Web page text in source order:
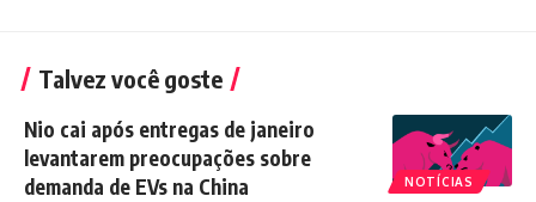
Talvez você goste
NOTÍCIAS
Nio cai após entregas de janeiro
levantarem preocupações sobre
demanda de EVs na China